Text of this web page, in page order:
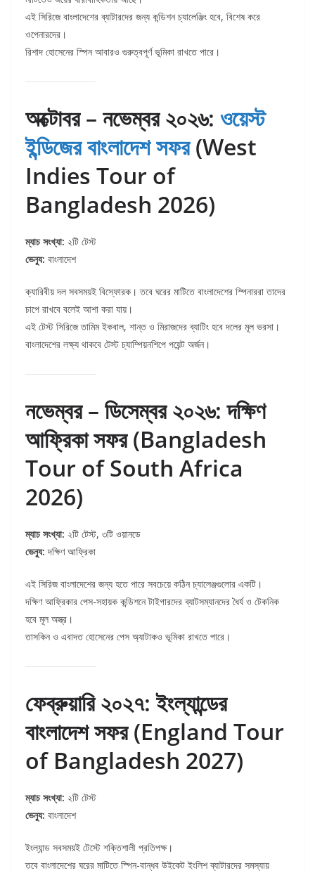
এই সিরিজে বাংলাদেশের ব্যাটারদের জন্য কন্ডিশন চ্যালেঞ্জিং হবে, বিশেষ করে
ওপেনারদের।
রিশাদ হোসেনের স্পিন আবারও গুরুত্বপূর্ণ ভূমিকা রাখতে পারে।
অক্টোবর – নভেম্বর ২০২৬: ওয়েস্ট
ইন্ডিজের বাংলাদেশ সফর(West
Indies Tour of
Bangladesh 2026)
ম্যাচ সংখ্যা: ২টি টেস্ট
ভেন্যু: বাংলাদেশ
ক্যারিবীয় দল সবসময়ই বিস্ফোরক। তবে ঘরের মাটিতে বাংলাদেশের স্পিনাররা তাদের
চাপে রাখবে বলেই আশা করা যায়।
এই টেস্ট সিরিজে তামিম ইকবাল, শান্ত ও মিরাজদের ব্যাটিং হবে দলের মূল ভরসা।
বাংলাদেশের লক্ষ্য থাকবে টেস্ট চ্যাম্পিয়নশিপে পয়েন্ট অর্জন।
নভেম্বর – ডিসেম্বর ২০২৬: দক্ষিণ
আফ্রিকা সফর (Bangladesh
Tour of South Africa
2026)
ম্যাচ সংখ্যা: ২টি টেস্ট, ৩টি ওয়ানডে
ভেন্যু: দক্ষিণ আফ্রিকা
এই সিরিজ বাংলাদেশের জন্য হতে পারে সবচেয়ে কঠিন চ্যালেঞ্জগুলোর একটি।
দক্ষিণ আফ্রিকার পেস-সহায়ক কন্ডিশনে টাইগারদের ব্যাটসম্যানদের ধৈর্য ও টেকনিক
হবে মূল অস্ত্র।
তাসকিন ও এবাদত হোসেনের পেস অ্যাটাকও ভূমিকা রাখতে পারে।
ফেব্রুয়ারি ২০২৭: ইংল্যান্ডের
বাংলাদেশ সফর (England Tour
of Bangladesh 2027)
ম্যাচ সংখ্যা: ২টি টেস্ট
ভেন্যু: বাংলাদেশ
ইংল্যান্ড সবসময়ই টেস্টে শক্তিশালী প্রতিপক্ষ।
তবে বাংলাদেশের ঘরের মাটিতে স্পিন-বান্ধব উইকেট ইংলিশ ব্যাটারদের সমস্যায়